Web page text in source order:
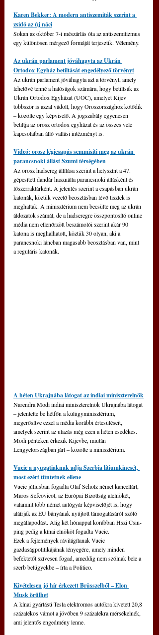
Karen Bekker: A modern antiszemiták szerint a
zsidó az új náci
Sokan az október 7-i mészárlás óta az antiszemitizmus
egy különösen mérgező formáját terjesztik. Vélemény.
Az ukrán parlament jóváhagyta az Ukrán
Ortodox Egyház betiltását engedélyező törvényt
Az ukrán parlament jóváhagyta azt a törvényt, amely
lehetővé tenné a hatóságok számára, hogy betiltsák az
Ukrán Ortodox Egyházat (UOC), amelyet Kijev
többször is azzal vádolt, hogy Oroszországhoz kötődik
– közölte egy képviselő. A jogszabály egyenesen
betiltja az orosz ortodox egyházat és az összes vele
kapcsolatban álló vallási intézményt is.
Videó: orosz légicsapás semmisíti meg az ukrán
parancsnoki állást Szumi térségében
Az orosz hadsereg állítása szerint a helyszínt a 47.
gépesített dandár használta parancsnoki állásként és
lőszerraktárként. A jelentés szerint a csapásban ukrán
katonák, köztük vezető beosztásban lévő tisztek is
meghaltak. A minisztérium nem becsülte meg az ukrán
áldozatok számát, de a hadseregre összpontosító online
média nem ellenőrzött beszámolói szerint akár 90
katona is meghalhatott, köztük 30 olyan, aki a
parancsnoki láncban magasabb beosztásban van, mint
a reguláris katonák.
A héten Ukrajnába látogat az indiai miniszterelnök
Narendra Modi indiai miniszterelnök Ukrajnába látogat
– jelentette be hétfőn a külügyminisztérium,
megerősítve ezzel a média korábbi értesüléseit,
amelyek szerint az utazás még ezen a héten esedékes.
Modi pénteken érkezik Kijevbe, miután
Lengyelországban járt – közölte a minisztérium.
Vucic a nyugatiaknak adja Szerbia lítiumkincsét,
most ezért tüntetnek ellene
Vucic júliusban fogadta Olaf Scholz német kancellárt,
Maros Sefcovicot, az Európai Bizottság alelnökét,
valamint több német autógyár képviselőjét is, hogy
aláírják az EU bányának nyújtott támogatásáról szóló
megállapodást. Alig két hónappal korábban Hszi Csin-
ping pedig a kínai elnököt fogadta Vucic.
Ezek a fejlemények rávilágítanak Vucic
gazdaságpolitikájának lényegére, amely minden
befektetőt szívesen fogad, ameddig nem szólnak bele a
szerb belügyekbe – írta a Politico.
Kivételesen jó hír érkezett Brüsszelből – Elon
Musk örülhet
A kínai gyártású Tesla elektromos autókra kivetett 20,8
százalékos vámot a jövőben 9 százalékra mérsékelnék,
ami jelentős engedmény lenne.